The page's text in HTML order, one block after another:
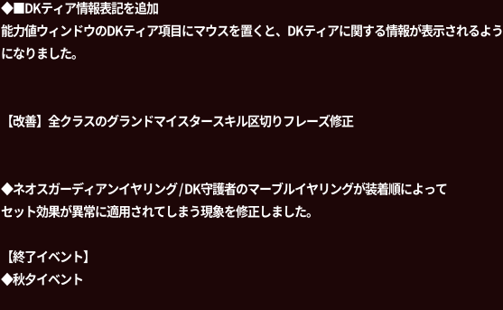
◆■DKティア情報表記を追加
能力値ウィンドウのDKティア項目にマウスを置くと、DKティアに関する情報が表示されるよう
になりました。
【改善】全クラスのグランドマイスタースキル区切りフレーズ修正
◆ネオスガーディアンイヤリング / DK守護者のマーブルイヤリングが装着順によって
セット効果が異常に適用されてしまう現象を修正しました。
【終了イベント】
◆秋夕イベント